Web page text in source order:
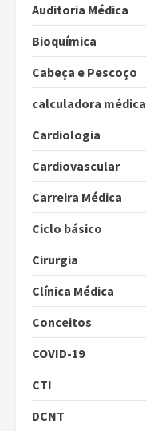
Auditoria Médica
Bioquímica
Cabeça e Pescoço
calculadora médica
Cardiologia
Cardiovascular
Carreira Médica
Ciclo básico
Cirurgia
Clínica Médica
Conceitos
COVID-19
CTI
DCNT